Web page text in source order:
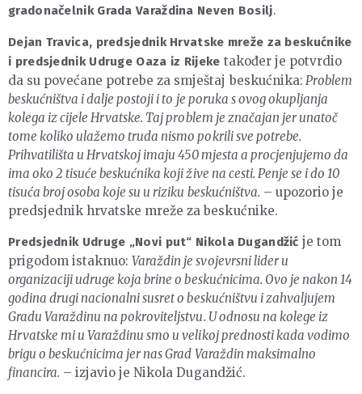
gradonačelnik Grada Varaždina Neven Bosilj.
Dejan Travica, predsjednik Hrvatske mreže za beskućnike
i predsjednik Udruge Oaza iz Rijeke također je potvrdio
da su povećane potrebe za smještaj beskućnika: Problem
beskućništva i dalje postoji i to je poruka s ovog okupljanja
kolega iz cijele Hrvatske. Taj problem je značajan jer unatoč
tome koliko ulažemo truda nismo pokrili sve potrebe.
Prihvatilišta u Hrvatskoj imaju 450 mjesta a procjenjujemo da
ima oko 2 tisuće beskućnika koji žive na cesti. Penje se i do 10
tisuća broj osoba koje su u riziku beskućništva. – upozorio je
predsjednik hrvatske mreže za beskućnike.
Predsjednik Udruge „Novi put“ Nikola Dugandžić je tom
prigodom istaknuo:Varaždin je svojevrsni lider u
organizaciji udruge koja brine o beskućnicima. Ovo je nakon 14
godina drugi nacionalni susret o beskućništvu i zahvaljujem
Gradu Varaždinu na pokroviteljstvu. U odnosu na kolege iz
Hrvatske mi u Varaždinu smo u velikoj prednosti kada vodimo
brigu o beskućnicima jer nas Grad Varaždin maksimalno
financira. – izjavio je Nikola Dugandžić.